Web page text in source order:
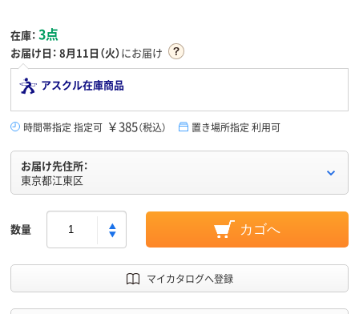
在庫： 3点
お届け日： 8月11日（火）にお届け
アスクル在庫商品
時間帯指定 指定可 ￥385（税込） 置き場所指定 利用可
お届け先住所：
東京都江東区
数量 カゴへ
マイカタログへ登録